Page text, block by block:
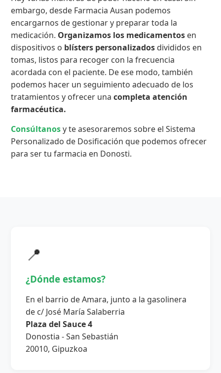
embargo, desde Farmacia Ausan podemos
encargarnos de gestionar y preparar toda la
medicación. Organizamos los medicamentos en
dispositivos o blísters personalizados divididos en
tomas, listos para recoger con la frecuencia
acordada con el paciente. De ese modo, también
podemos hacer un seguimiento adecuado de los
tratamientos y ofrecer unacompleta atención
farmacéutica.
Consúltanosy te asesoraremos sobre el Sistema
Personalizado de Dosificación que podemos ofrecer
para ser tu farmacia en Donosti.
📍
¿Dónde estamos?
En el barrio de Amara, junto a la gasolinera
de c/ José María Salaberria
Plaza del Sauce 4
Donostia - San Sebastián
20010, Gipuzkoa